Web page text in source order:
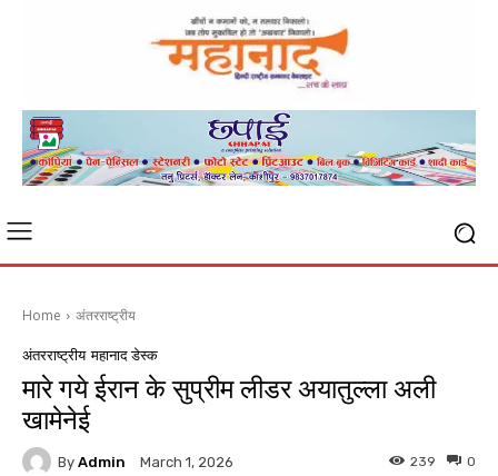
Home अंतरराष्ट्रीय
अंतरराष्ट्रीय महानाद डेस्क
मारे गये ईरान के सुप्रीम लीडर अयातुल्ला अली
खामेनेई
By Admin March 1, 2026 0
239